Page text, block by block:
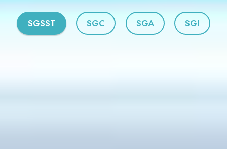
SGSST SGC SGA SGI